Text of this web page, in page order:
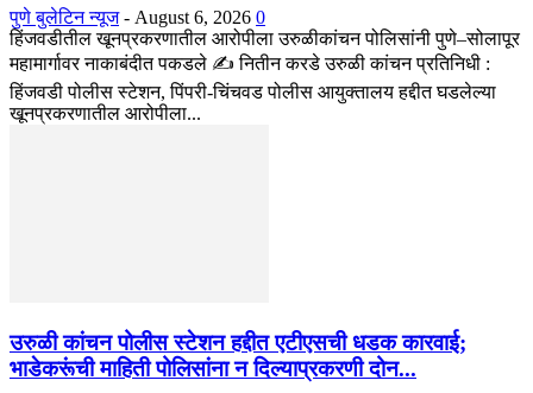
पुणे बुलेटिन न्यूज - August 6, 2026 0
हिंजवडीतील खूनप्रकरणातील आरोपीला उरुळीकांचन पोलिसांनी पुणे–सोलापूर
महामार्गावर नाकाबंदीत पकडले ✍️ नितीन करडे उरुळी कांचन प्रतिनिधी :
हिंजवडी पोलीस स्टेशन, पिंपरी-चिंचवड पोलीस आयुक्तालय हद्दीत घडलेल्या
खूनप्रकरणातील आरोपीला...
उरुळी कांचन पोलीस स्टेशन हद्दीत एटीएसची धडक कारवाई;
भाडेकरूंची माहिती पोलिसांना न दिल्याप्रकरणी दोन...